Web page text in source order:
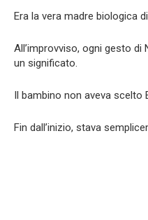
Era la vera madre biologica
All’improvviso, ogni gesto di
un significato.
Il bambino non aveva scelto
Fin dall’inizio, stava